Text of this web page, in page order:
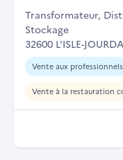
Transformateur,
Stockage
32600 L'ISLE-
Vente aux
Vente à la restauration